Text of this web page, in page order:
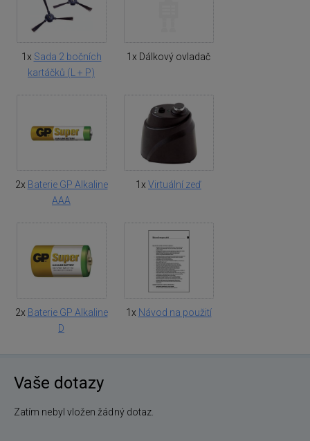
1x Sada 2 bočních
kartáčků (L + P)
1x Dálkový ovladač
2x Baterie GP Alkaline
AAA
1x Virtuální zeď
2x Baterie GP Alkaline
D
1x Návod na použití
Vaše dotazy
Zatím nebyl vložen žádný dotaz.